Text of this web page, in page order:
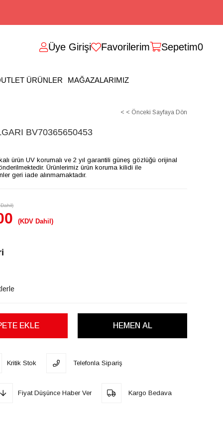
Üye Girişi Favorilerim Sepetim0
ÜRÜNLER MAĞAZALARIMIZ
< < Önceki Sayfaya Dön
BV70365650453
ürün UV korumalı ve 2 yıl garantili güneş gözlüğü orijinal
Ürünlerimiz ürün koruma kilidi ile
geri iade alınmamaktadır.
(KDV Dahil)
Kritik Stok Telefonla Sipariş
Fiyat Düşünce Haber Ver Kargo Bedava